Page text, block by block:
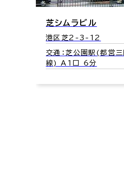
芝シムラビル
港区芝2-3-12
交通：芝公園駅(都営三
線) A1口 6分